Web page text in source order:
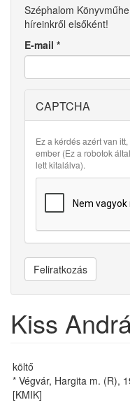
Széphalom
híreinkről elsőként!
E-mail *
CAPTCHA
Ez a kérdés azért van
ember (Ez a robotok
lett kitalálva).
Feliratkozás
Kiss
költő
* Végvár, Hargita m. (R),
[KMIK]